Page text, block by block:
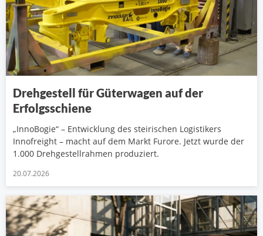
Drehgestell für Güterwagen auf der
Erfolgsschiene
„InnoBogie“ – Entwicklung des steirischen Logistikers
Innofreight – macht auf dem Markt Furore. Jetzt wurde der
1.000 Drehgestellrahmen produziert.
20.07.2026